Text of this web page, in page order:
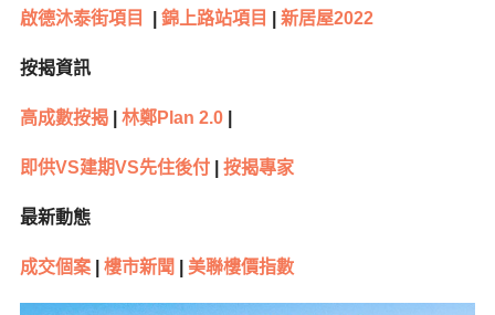
啟德沐泰街項目 錦上路站項目 新居屋2022
按揭資訊
高成數按揭| 林鄭Plan 2.0|
即供VS建期VS先住後付 按揭專家
最新動態
成交個案 樓市新聞 美聯樓價指數